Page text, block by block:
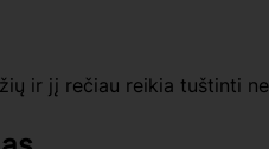
ir jį rečiau reikia tuštinti